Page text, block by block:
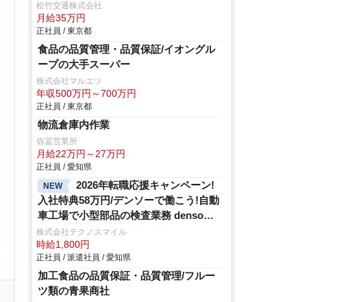
松竹交通株式会社
月給35万円
正社員 / 東京都
食品の品質管理・品質保証/イオングル
ープの大手スーパー
株式会社マルエツ
年収500万円～700万円
正社員 / 東京都
物流倉庫内作業
弥冨営業所
月給22万円～27万円
正社員 / 愛知県
NEW
2026年転職応援キャンペーン!
入社特典58万円/デンソーで働こう!自動
車工場で小型部品の検査業務 denso
aichi
株式会社テクノスマイル
時給1,800円
正社員 / 派遣社員 / 愛知県
加工食品の品質保証・品質管理/フルー
ツ類の青果商社